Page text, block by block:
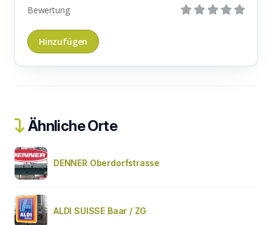
Bewertung
Ähnliche Orte
DENNER Oberdorfstrasse
ALDI SUISSE Baar / ZG